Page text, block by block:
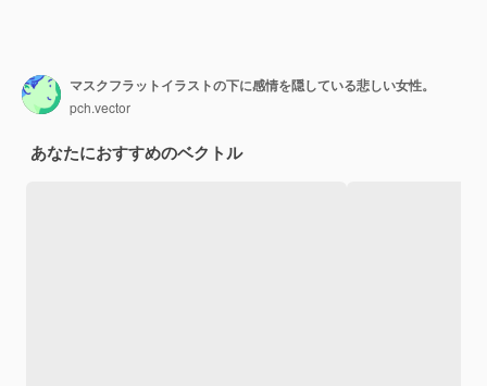
マスクフラットイラストの下に感情を隠している悲しい女性。
pch.vector
あなたにおすすめのベクトル